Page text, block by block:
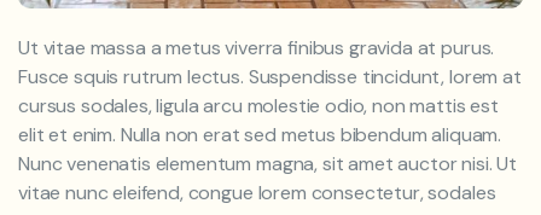
Ut vitae massa a metus viverra finibus gravida at purus.
Fusce squis rutrum lectus. Suspendisse tincidunt, lorem at
cursus sodales, ligula arcu molestie odio, non mattis est
elit et enim. Nulla non erat sed metus bibendum aliquam.
Nunc venenatis elementum magna, sit amet auctor nisi. Ut
vitae nunc eleifend, congue lorem consectetur, sodales